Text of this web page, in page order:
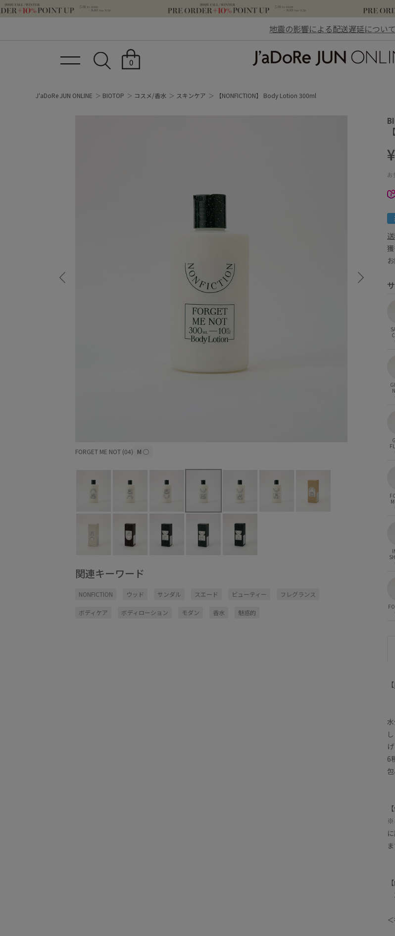
地震の影響による配送遅延について
0
J'aDoRe JUN ONLINE BIOTOP コスメ/香水 スキンケア 【NONFICTION】 Body Lotion 300ml
FORGET ME NOT (04) M ○ IN THE
関連キーワード
NONFICTION ウッド サンダル スエード ビューティー フレグランス
ボディケア ボディローション モダン 香水 魅惑的
お
【
6
※